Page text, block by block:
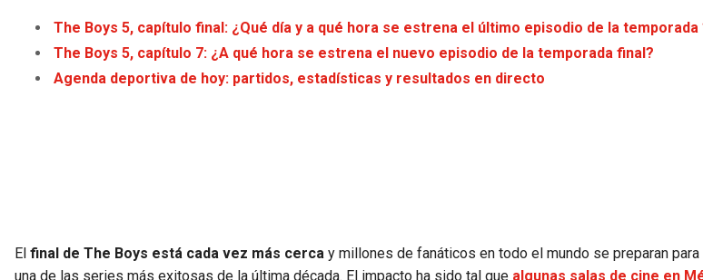
The Boys 5, capítulo final: ¿Qué día y a qué hora se estrena el último episodio de la temporada
The Boys 5, capítulo 7: ¿A qué hora se estrena el nuevo episodio de la temporada final?
Agenda deportiva de hoy: partidos, estadísticas y resultados en directo
El final de The Boys está cada vez más cerca y millones de fanáticos en todo el mundo se preparan
una de las series más exitosas de la última década. El impacto ha sido tal que algunas salas de cine en